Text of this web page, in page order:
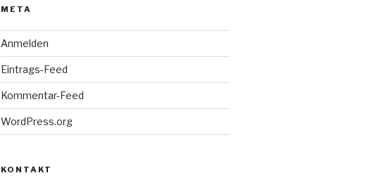
META
Anmelden
Eintrags-Feed
Kommentar-Feed
WordPress.org
KONTAKT